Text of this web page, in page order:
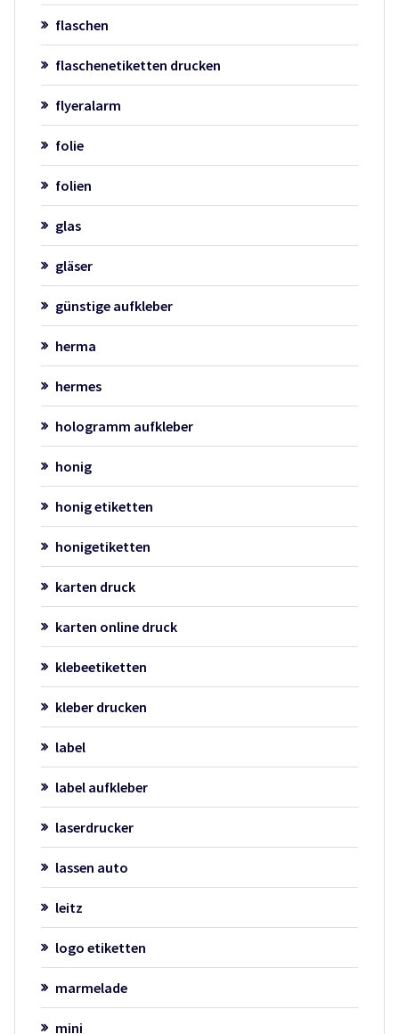
flaschen
flaschenetiketten drucken
flyeralarm
folie
folien
glas
gläser
günstige aufkleber
herma
hermes
hologramm aufkleber
honig
honig etiketten
honigetiketten
karten druck
karten online druck
klebeetiketten
kleber drucken
label
label aufkleber
laserdrucker
lassen auto
leitz
logo etiketten
marmelade
mini